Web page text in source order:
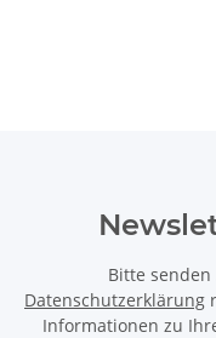
Bitte
Datenschutzerklärung
Informationen zu